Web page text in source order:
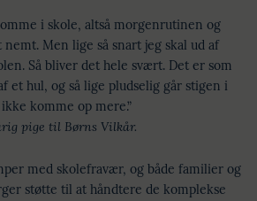
i skole, altså morgenrutinen og
Men lige så snart jeg skal ud af
Så bliver det hele svært. Det er som
et hul, og så lige pludselig går stigen i
komme op mere.”
pige til Børns Vilkår.
med skolefravær, og både familier og
støtte til at håndtere de komplekse